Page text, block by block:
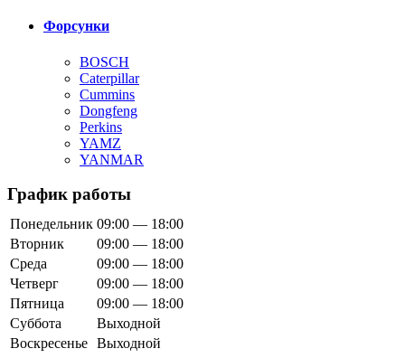
Форсунки
BOSCH
Caterpillar
Cummins
Dongfeng
Perkins
YAMZ
YANMAR
График работы
Понедельник 09:00 — 18:00
Вторник
09:00 — 18:00
Среда
09:00 — 18:00
Четверг
09:00 — 18:00
Пятница
09:00 — 18:00
Суббота
Выходной
Воскресенье Выходной